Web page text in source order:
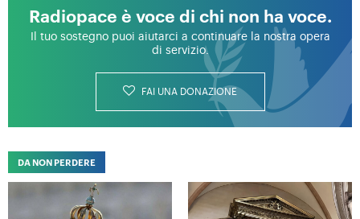
Radiopace è voce di chi non ha voce.
Il tuo sostegno puoi aiutarci a continuare la nostra opera
di servizio.
FAI UNA DONAZIONE
DA NON PERDERE